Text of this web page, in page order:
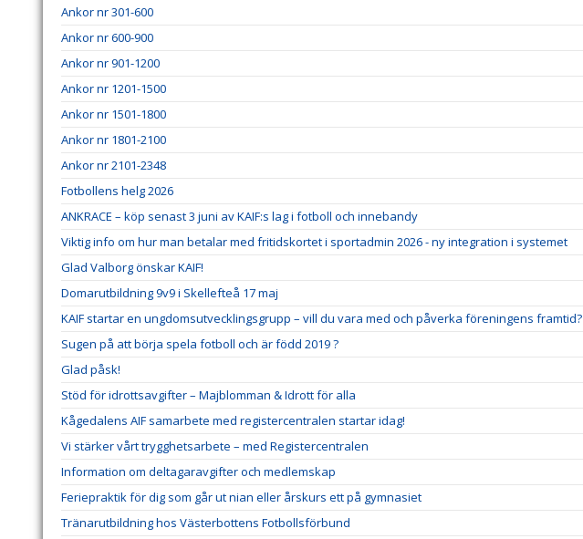
Ankor nr 301-600
Ankor nr 600-900
Ankor nr 901-1200
Ankor nr 1201-1500
Ankor nr 1501-1800
Ankor nr 1801-2100
Ankor nr 2101-2348
Fotbollens helg 2026
ANKRACE – köp senast 3 juni av KAIF:s lag i fotboll och innebandy
Viktig info om hur man betalar med fritidskortet i sportadmin 2026 - ny integration i systemet
Glad Valborg önskar KAIF!
Domarutbildning 9v9 i Skellefteå 17 maj
KAIF startar en ungdomsutvecklingsgrupp – vill du vara med och påverka föreningens framtid?
Sugen på att börja spela fotboll och är född 2019 ?
Glad påsk!
Stöd för idrottsavgifter – Majblomman & Idrott för alla
Kågedalens AIF samarbete med registercentralen startar idag!
Vi stärker vårt trygghetsarbete – med Registercentralen
Information om deltagaravgifter och medlemskap
Feriepraktik för dig som går ut nian eller årskurs ett på gymnasiet
Tränarutbildning hos Västerbottens Fotbollsförbund